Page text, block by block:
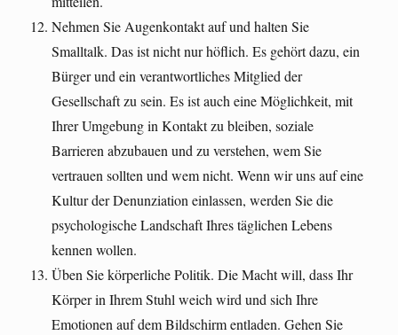
Nehmen Sie Augenkontakt auf und halten Sie
Smalltalk. Das ist nicht nur höflich. Es gehört dazu, ein
Bürger und ein verantwortliches Mitglied der
Gesellschaft zu sein. Es ist auch eine Möglichkeit, mit
Ihrer Umgebung in Kontakt zu bleiben, soziale
Barrieren abzubauen und zu verstehen, wem Sie
vertrauen sollten und wem nicht. Wenn wir uns auf eine
Kultur der Denunziation einlassen, werden Sie die
psychologische Landschaft Ihres täglichen Lebens
kennen wollen.
Üben Sie körperliche Politik. Die Macht will, dass Ihr
Körper in Ihrem Stuhl weich wird und sich Ihre
Emotionen auf dem Bildschirm entladen. Gehen Sie